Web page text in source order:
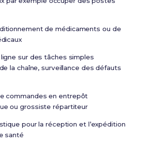
de médicaments ou de
sur des tâches simples
la chaîne, surveillance des défauts
commandes en entrepôt
ou grossiste répartiteur
pour la réception et l’expédition
santé